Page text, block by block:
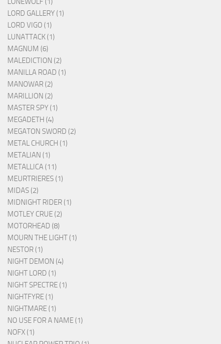
LORD GALLERY (1)
LORD VIGO (1)
LUNATTACK (1)
MAGNUM (6)
MALEDICTION (2)
MANILLA ROAD (1)
MANOWAR (2)
MARILLION (2)
MASTER SPY (1)
MEGADETH (4)
MEGATON SWORD (2)
METAL CHURCH (1)
METALIAN (1)
METALLICA (11)
MEURTRIERES (1)
MIDAS (2)
MIDNIGHT RIDER (1)
MOTLEY CRUE (2)
MOTORHEAD (8)
MOURN THE LIGHT (1)
NESTOR (1)
NIGHT DEMON (4)
NIGHT LORD (1)
NIGHT SPECTRE (1)
NIGHTFYRE (1)
NIGHTMARE (1)
NO USE FOR A NAME (1)
NOFX (1)